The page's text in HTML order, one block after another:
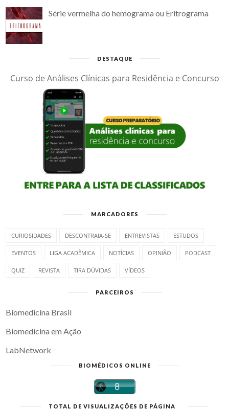
Série vermelha do hemograma ou Eritrograma
DESTAQUE
Curso de Análises Clínicas para Residência e Concurso
MARCADORES
CURIOSIDADES DESCONTRAIA-SE ENTREVISTAS ESTUDOS
EVENTOS LIGA ACADÊMICA NOTÍCIAS OPINIÃO PODCAST
QUIZ REVISTA TIRA DÚVIDAS VÍDEOS
PARCEIROS
Biomedicina Brasil
Biomedicina em Ação
LabNetwork
BIOMÉDICOS ONLINE
TOTAL DE VISUALIZAÇÕES DE PÁGINA